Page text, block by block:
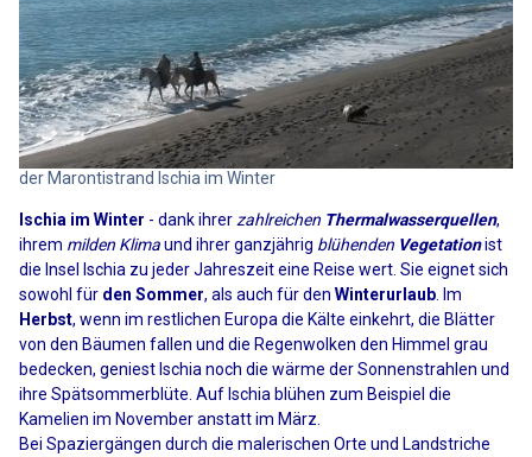
der Marontistrand Ischia im Winter
Ischia im Winter - dank ihrer zahlreichen Thermalwasserquellen,
ihrem milden Klimaund ihrer ganzjährig blühenden Vegetationist
die Insel Ischia zu jeder Jahreszeit eine Reise wert. Sie eignet sich
sowohl für den Sommer, als auch für den Winterurlaub . Im
Herbst, wenn im restlichen Europa die Kälte einkehrt, die Blätter
von den Bäumen fallen und die Regenwolken den Himmel grau
bedecken, geniest Ischia noch die wärme der Sonnenstrahlen und
ihre Spätsommerblüte. Auf Ischia blühen zum Beispiel die
Kamelien im November anstatt im März.
Bei Spaziergängen durch die malerischen Orte und Landstriche